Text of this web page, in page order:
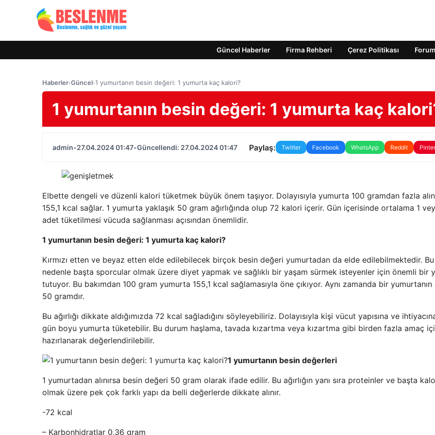
Güncel Haberler Firma Rehberi Çerez Politikası Forum
Haberler›Güncel›1 yumurtanın besin değeri: 1 yumurta kaç kalori?
1 yumurtanın besin değeri: 1 yumurta kaç
admin•27.04.2024 01:47•Güncellendi: 27.04.2024 01:47 Paylaş: Twitter Facebook WhatsApp Reddit
Elbette dengeli ve düzenli kalori tüketmek büyük önem taşıyor. Dolayısıyla yumurta 100 gramdan fazla
155,1 kcal sağlar. 1 yumurta yaklaşık 50 gram ağırlığında olup 72 kalori içerir. Gün içerisinde ortalama 1
adet tüketilmesi vücuda sağlanması açısından önemlidir.
1 yumurtanın besin değeri: 1 yumurta kaç kalori?
Kırmızı etten ve beyaz etten elde edilebilecek birçok besin değeri yumurtadan da elde edilebilmektedir. Bu
nedenle başta sporcular olmak üzere diyet yapmak ve sağlıklı bir yaşam sürmek isteyenler için önemli bir
tutuyor. Bu bakımdan 100 gram yumurta 155,1 kcal sağlamasıyla öne çıkıyor. Aynı zamanda bir yumurtanın
50 gramdır.
Bu ağırlığı dikkate aldığımızda 72 kcal sağladığını söyleyebiliriz. Dolayısıyla kişi vücut yapısına ve
gün boyu yumurta tüketebilir. Bu durum haşlama, tavada kızartma veya kızartma gibi birden fazla amaç
hazırlanarak değerlendirilebilir.
1 yumurtanın besin değerleri
1 yumurtadan alınırsa besin değeri 50 gram olarak ifade edilir. Bu ağırlığın yanı sıra proteinler ve başta
olmak üzere pek çok farklı yapı da belli değerlerde dikkate alınır.
-72 kcal
– Karbonhidratlar 0,36 gram